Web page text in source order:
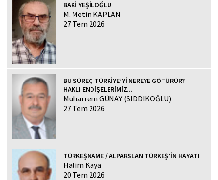
BAKİ YEŞİLOĞLU
M. Metin KAPLAN
27 Tem 2026
BU SÜREÇ TÜRKİYE’Yİ NEREYE GÖTÜRÜR?
HAKLI ENDİŞELERİMİZ...
Muharrem GÜNAY (SIDDIKOĞLU)
27 Tem 2026
TÜRKEŞNAME / ALPARSLAN TÜRKEŞ’İN HAYATI
Halim Kaya
20 Tem 2026